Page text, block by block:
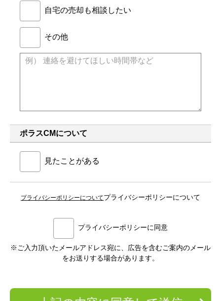
自宅の売却も相談したい
その他
ポラスCMについて
見たことがある
プライバシーポリシーについてプライバシーポリシーについて
プライバシーポリシーに同意
※ご入力頂いたメールアドレス宛に、広告を含むご案内のメール
をお送りする場合があります。